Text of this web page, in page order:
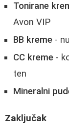
Tonirane
Avon VIP
BB kreme -
CC kreme -
ten
Mineralni
Zaključak